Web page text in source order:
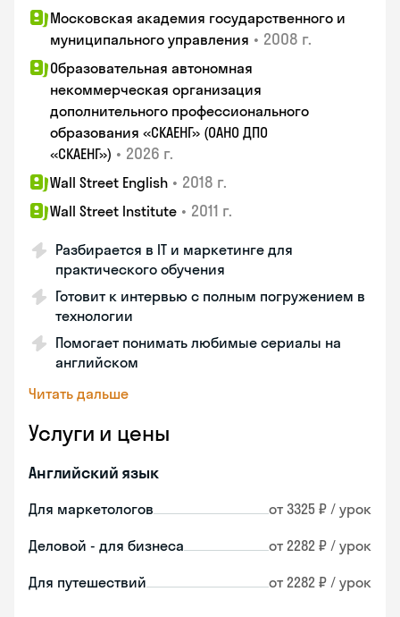
Московская академия государственного и
муниципального управления • 2008 г.
Образовательная автономная
некоммерческая организация
дополнительного профессионального
образования «СКАЕНГ» (ОАНО ДПО
«СКАЕНГ») • 2026 г.
Wall Street English • 2018 г.
Wall Street Institute • 2011 г.
Разбирается в IT и маркетинге для
практического обучения
Готовит к интервью с полным погружением в
технологии
Помогает понимать любимые сериалы на
английском
Читать дальше
Услуги и цены
Английский язык
Для маркетологов от 3325 ₽ / урок
Деловой - для бизнеса от 2282 ₽ / урок
Для путешествий от 2282 ₽ / урок